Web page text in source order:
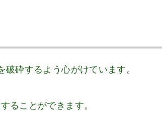
砕するよう心がけています。
ることができます。